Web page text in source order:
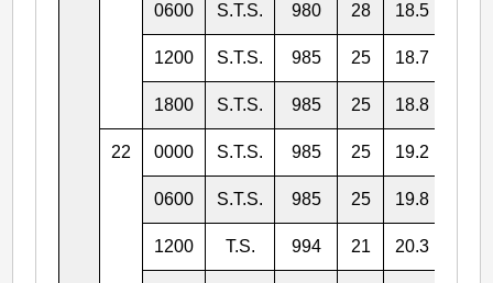
0600 S.T.S. 980 28 18.5
1200 S.T.S. 985 25 18.7
1800 S.T.S. 985 25 18.8
22 0000 S.T.S. 985 25 19.2
0600 S.T.S. 985 25 19.8
1200 T.S. 994 21 20.3